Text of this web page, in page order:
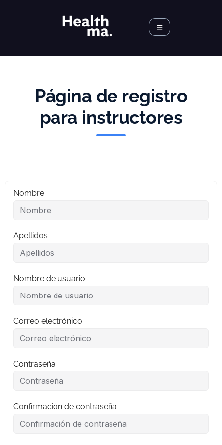
Página de registro
para instructores
Nombre
Apellidos
Nombre de usuario
Correo electrónico
Contraseña
Confirmación de contraseña